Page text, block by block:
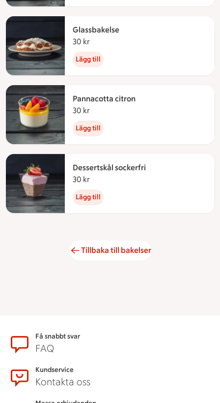
Glassbakelse
30 kr
Lägg till
Pannacotta citron
30 kr
Lägg till
Dessertskål sockerfri
30 kr
Lägg till
Tillbaka till bakelser
SidfotFå snabbt svar
FAQ
Kundservice
Kontakta oss